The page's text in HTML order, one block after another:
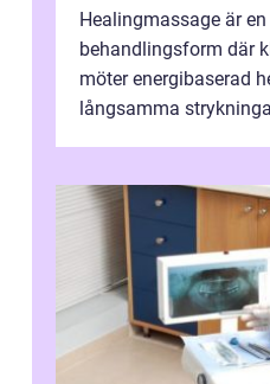
Healingmassage är
behandlingsform där
möter energibaserad
långsamma